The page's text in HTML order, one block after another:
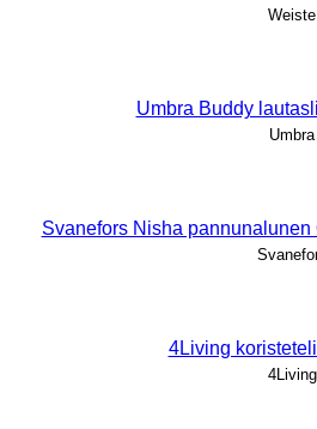
Weiste
Umbra Buddy
Umbra
Svanefors Nisha
4Living
4Living